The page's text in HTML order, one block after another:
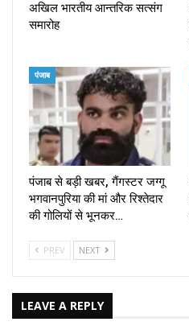
अखिल भारतीय आन्तरिक सत्संग
समारोह
पंजाब
पंजाब से बड़ी खबर, गैंगस्टर जग्गू
भगवानपुरिया की मां और रिश्तेदार
की गोलियों से भूनकर…
PREV NEXT
LEAVE A REPLY